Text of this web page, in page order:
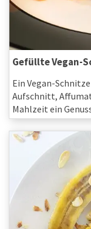
Gefüllte Vegan-
Ein Vegan-
Aufschnitt,
Mahlzeit ein